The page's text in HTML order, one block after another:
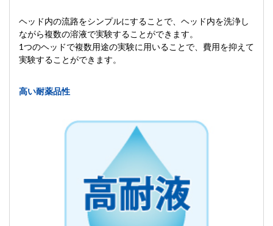
ヘッド内の流路をシンプルにすることで、ヘッド内を洗浄し
ながら複数の溶液で実験することができます。
1つのヘッドで複数用途の実験に用いることで、費用を抑えて
実験することができます。
高い耐薬品性